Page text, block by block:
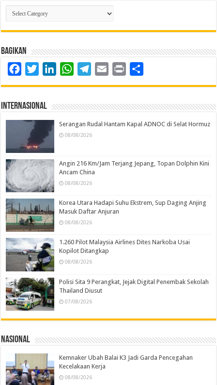
Kategori
Berita
Bagikan
FacebookTwitterLinkedInWhatsAppTelegram
Email Print
Internasional
Serangan Rudal Hantam Kapal ADNOC di Selat Hormuz
08/08/2026
Angin 216 Km/Jam Terjang Jepang, Topan Dolphin Kini
Ancam China
08/08/2026
Korea Utara Hadapi Suhu Ekstrem, Sup Daging Anjing
Masuk Daftar Anjuran
08/08/2026
1.260 Pilot Malaysia Airlines Dites Narkoba Usai
Kopilot Ditangkap
08/08/2026
Polisi Sita 9 Perangkat, Jejak Digital Penembak Sekolah
Thailand Diusut
07/08/2026
Nasional
Kemnaker Ubah Balai K3 Jadi Garda Pencegahan
Kecelakaan Kerja
08/08/2026